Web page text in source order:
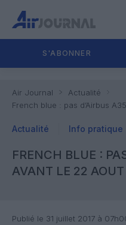
S'ABONNER
Air Journal
Actualité
French blue : pas d’Airbus
Actualité Info pratique
FRENCH BLUE :
AVANT LE 22 AOUT
Publié le 31 juillet 2017 à